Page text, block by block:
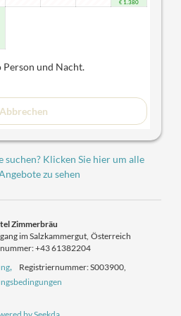
mit Badeleiter
Seeblick für besondere
und kostenloses W-
€ 1.380
und Nacht.
Abbrechen
suchen? Klicken Sie hier um alle
zu sehen
Zimmerbräu
im Salzkammergut Österreich
:+43 61382204
Registriernummer: S003900